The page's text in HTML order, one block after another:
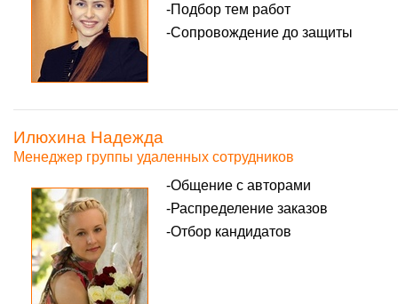
Подбор тем работ
Сопровождение до защиты
Илюхина Надежда
Менеджер группы удаленных сотрудников
Общение с авторами
Распределение заказов
Отбор кандидатов